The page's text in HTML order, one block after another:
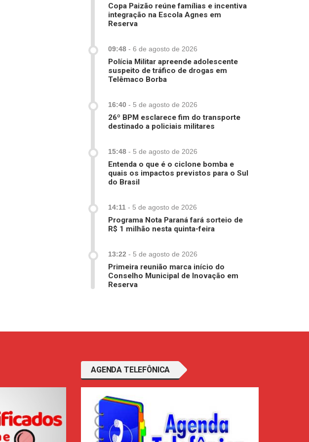
Copa Paizão reúne famílias e incentiva
integração na Escola Agnes em
Reserva
09:48 - 6 de agosto de 2026
Polícia Militar apreende adolescente
suspeito de tráfico de drogas em
Telêmaco Borba
16:40 - 5 de agosto de 2026
26º BPM esclarece fim do transporte
destinado a policiais militares
15:48 - 5 de agosto de 2026
Entenda o que é o ciclone bomba e
quais os impactos previstos para o Sul
do Brasil
14:11 - 5 de agosto de 2026
Programa Nota Paraná fará sorteio de
R$ 1 milhão nesta quinta-feira
13:22 - 5 de agosto de 2026
Primeira reunião marca início do
Conselho Municipal de Inovação em
Reserva
AGENDA TELEFÔNICA